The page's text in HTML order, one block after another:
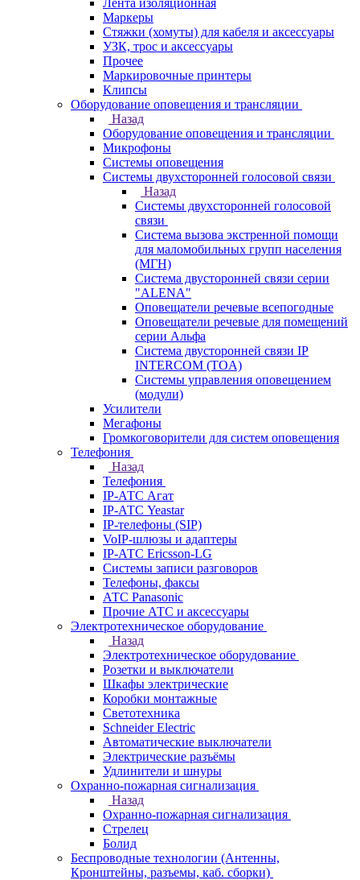
Лента изоляционная
Маркеры
Стяжки (хомуты) для кабеля и аксессуары
УЗК, трос и аксессуары
Прочее
Маркировочные принтеры
Клипсы
Оборудование оповещения и трансляции
Назад
Оборудование оповещения и трансляции
Микрофоны
Системы оповещения
Системы двухсторонней голосовой связи
Назад
Системы двухсторонней голосовой
связи
Система вызова экстренной помощи
для маломобильных групп населения
(МГН)
Система двусторонней связи серии
"ALENA"
Оповещатели речевые всепогодные
Оповещатели речевые для помещений
серии Альфа
Система двусторонней связи IP
INTERCOM (TOA)
Системы управления оповещением
(модули)
Усилители
Мегафоны
Громкоговорители для систем оповещения
Телефония
Назад
Телефония
IP-АТС Агат
IP-АТС Yeastar
IP-телефоны (SIP)
VoIP-шлюзы и адаптеры
IP-АТС Ericsson-LG
Системы записи разговоров
Телефоны, факсы
АТС Panasonic
Прочие АТС и аксессуары
Электротехническое оборудование
Назад
Электротехническое оборудование
Розетки и выключатели
Шкафы электрические
Коробки монтажные
Светотехника
Schneider Electric
Автоматические выключатели
Электрические разъёмы
Удлинители и шнуры
Охранно-пожарная сигнализация
Назад
Охранно-пожарная сигнализация
Стрелец
Болид
Беспроводные технологии (Антенны,
Кронштейны, разъемы, каб. сборки)